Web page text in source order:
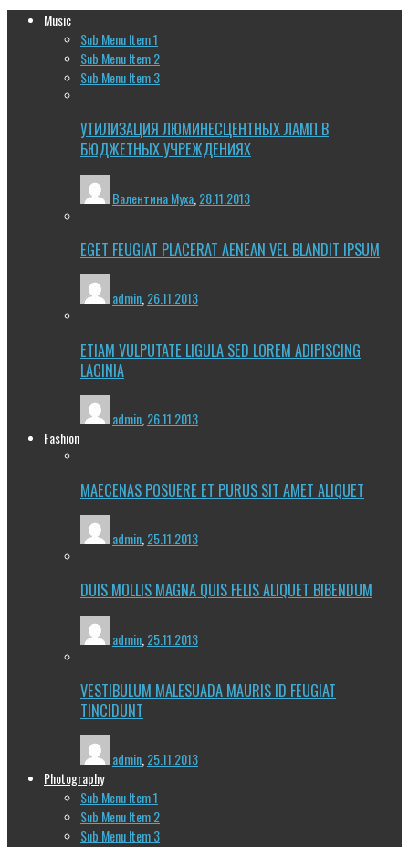
Music
Sub Menu Item 1
Sub Menu Item 2
Sub Menu Item 3
УТИЛИЗАЦИЯ ЛЮМИНЕСЦЕНТНЫХ ЛАМП В
БЮДЖЕТНЫХ УЧРЕЖДЕНИЯХ
Валентина Муха 28.11.2013
EGET FEUGIAT PLACERAT AENEAN VEL BLANDIT IPSUM
admin,26.11.2013
ETIAM VULPUTATE LIGULA SED LOREM ADIPISCING
LACINIA
admin 26.11.2013
Fashion
MAECENAS POSUERE ET PURUS SIT AMET ALIQUET
admin 25.11.2013
DUIS MOLLIS MAGNA QUIS FELIS ALIQUET BIBENDUM
admin 25.11.2013
VESTIBULUM MALESUADA MAURIS ID FEUGIAT
TINCIDUNT
admin,25.11.2013
Photography
Sub Menu Item 1
Sub Menu Item 2
Sub Menu Item 3